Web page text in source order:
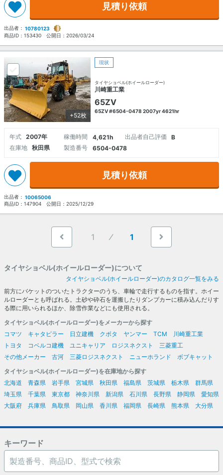
見積り依頼
出品者： 10780123
商品ID： 153430 公開日： 2026/03/24
+52枚
現状
タイヤショベル(ホイールローダー)
川崎重工業
65ZV
65ZV #6504-0478 2007yr 4621hr
年式 2007年 稼働時間 4,621h 出品者自己評価
B
在庫地
秋田県 製造番号 6504-0478
見積り依頼
出品者： 10065006
商品ID： 147904 公開日： 2025/12/29
1 1
タイヤショベル(ホイールローダー)について
タイヤショベル(ホイールローダー)のカタログ一覧をみる
前方にバケットのついたトラクターのうち、車輪で走行するものを指す。ホイー
ルローダーとも呼ばれる。土砂や砕石を運搬したりダンプカーに積み込んだりす
る際に用いられるほか、除雪作業などにも使用される。
タイヤショベル(ホイールローダー)をメーカーから探す
コマツ
キャタピラー 日立建機 クボタ ヤンマー TCM
川崎重工業
トヨタ
コベルコ建機 ユニキャリア ロジスネクスト
三菱重工
その他メーカー
古河 三菱ロジスネクスト ニューホランド
ボブキャット
タイヤショベル(ホイールローダー)を在庫地から探す
北海道
青森県 岩手県 宮城県 秋田県 福島県 茨城県 栃木県
群馬県
埼玉県
千葉県 東京都 神奈川県 新潟県 石川県 長野県 静岡県
愛知県
大阪府
兵庫県 鳥取県 岡山県 香川県 福岡県 長崎県 熊本県 大分県
キーワード